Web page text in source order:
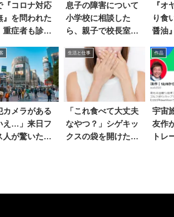
『コロナ対応
』を問われた
重症者も診る
息子の障害について
小学校に相談した
ら、親子で校長室に
『オ
り食
醤油
8選
カメラがある
え…」来日フ
人が驚いたこ
生活と仕事
「これ食べて大丈夫
なやつ？」シゲキッ
クスの袋を開けた
作品
宇宙
友作
トレ